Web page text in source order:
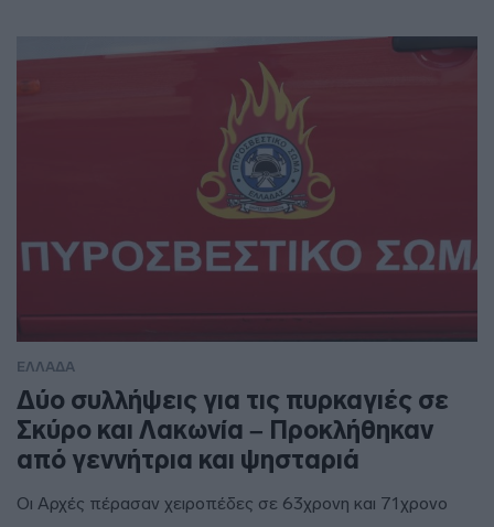
ΕΛΛΑΔΑ
Δύο συλλήψεις για τις πυρκαγιές σε
Σκύρο και Λακωνία – Προκλήθηκαν
από γεννήτρια και ψησταριά
Οι Αρχές πέρασαν χειροπέδες σε 63χρονη και 71χρονο